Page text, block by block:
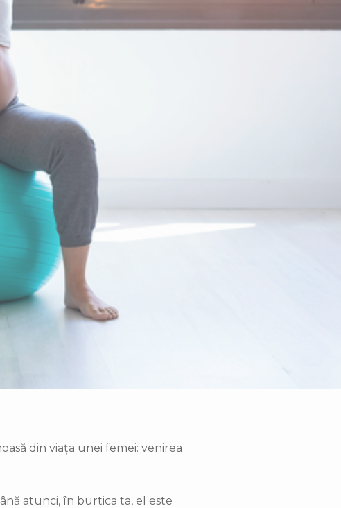
din viața unei femei: venirea
atunci, în burtica ta, el este